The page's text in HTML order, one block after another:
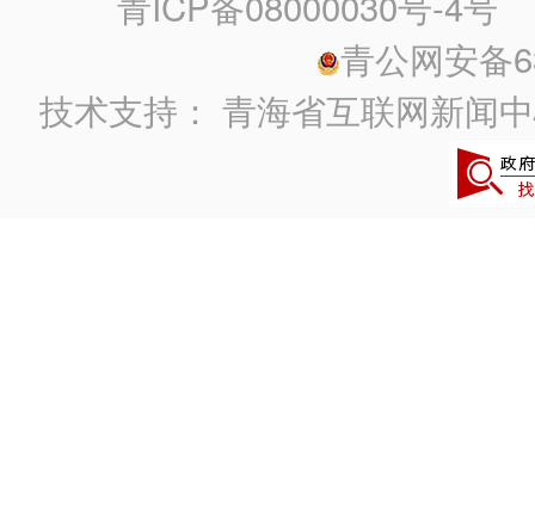
青公网安备
技术支持：青海省互联网新闻